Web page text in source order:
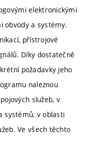
elektronickými
obvody a systémy.
přístrojové
Díky dostatečně
požadavky jeho
naleznou
služeb, v
systémů, v oblasti
Ve všech těchto